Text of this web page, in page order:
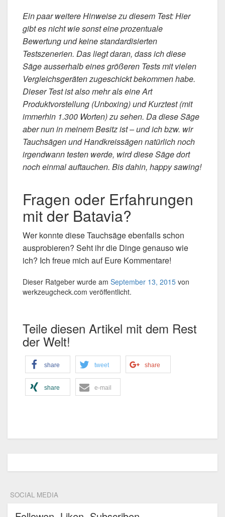
Ein paar weitere Hinweise zu diesem Test: Hier
gibt es nicht wie sonst eine prozentuale
Bewertung und keine standardisierten
Testszenerien. Das liegt daran, dass ich diese
Säge ausserhalb eines größeren Tests mit vielen
Vergleichsgeräten zugeschickt bekommen habe.
Dieser Test ist also mehr als eine Art
Produktvorstellung (Unboxing) und Kurztest (mit
immerhin 1.300 Worten) zu sehen. Da diese Säge
aber nun in meinem Besitz ist – und ich bzw. wir
Tauchsägen und Handkreissägen natürlich noch
irgendwann testen werde, wird diese Säge dort
noch einmal auftauchen. Bis dahin, happy sawing!
Fragen oder Erfahrungen
mit der Batavia?
Wer konnte diese Tauchsäge ebenfalls schon
ausprobieren? Seht ihr die Dinge genauso wie
ich? Ich freue mich auf Eure Kommentare!
Dieser Ratgeber wurde am September 13, 2015 von
werkzeugcheck.com veröffentlicht.
Teile diesen Artikel mit dem Rest
der Welt!
share tweet share
share e-mail
SOCIAL MEDIA